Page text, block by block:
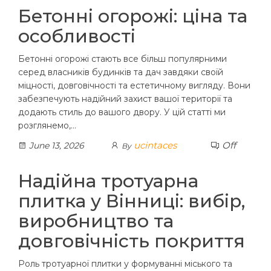
Бетонні огорожі: ціна та
особливості
Бетонні огорожі стають все більш популярними
серед власників будинків та дач завдяки своїй
міцності, довговічності та естетичному вигляду. Вони
забезпечують надійний захист вашої території та
додають стиль до вашого двору. У цій статті ми
розглянемо,…
June 13, 2026
By ucintaces Off
Надійна тротуарна
плитка у Вінниці: вибір,
виробництво та
довговічність покриття
Роль тротуарної плитки у формуванні міського та